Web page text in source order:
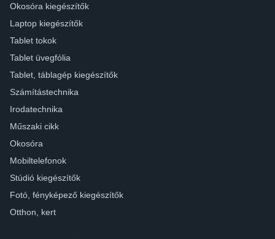
Okosóra kiegészítők
Laptop kiegészítők
Tablet tokok
Tablet üvegfólia
Tablet, táblagép kiegészítők
Számítástechnika
Irodatechnika
Műszaki cikk
Okosóra
Mobiltelefonok
Stúdió kiegészítők
Fotó, fényképező kiegészítők
Otthon, kert